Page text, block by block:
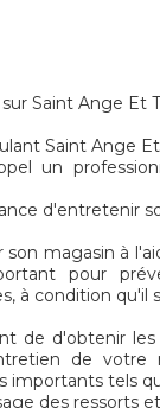
Saint Ange Et
Saint Ange Et
un
d'entretenir
son magasin à
pour
à condition qu'il
de d'obtenir
de votre
importants tels
des ressorts